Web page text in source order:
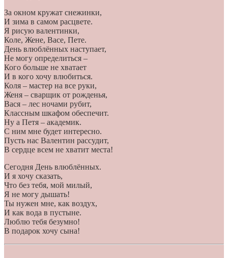
За окном кружат снежинки,
И зима в самом расцвете.
Я рисую валентинки,
Коле, Жене, Васе, Пете.
День влюблённых наступает,
Не могу определиться –
Кого больше не хватает
И в кого хочу влюбиться.
Коля – мастер на все руки,
Женя – сварщик от рожденья,
Вася – лес ночами рубит,
Классным шкафом обеспечит.
Ну а Петя – академик.
С ним мне будет интересно.
Пусть нас Валентин рассудит,
В сердце всем не хватит места!
Сегодня День влюблённых.
И я хочу сказать,
Что без тебя, мой милый,
Я не могу дышать!
Ты нужен мне, как воздух,
И как вода в пустыне.
Люблю тебя безумно!
В подарок хочу сына!